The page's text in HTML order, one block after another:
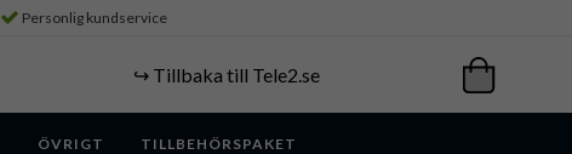
Personlig kundservice
↪️ Tillbaka till Tele2.se
ÖVRIGT TILLBEHÖRSPAKET